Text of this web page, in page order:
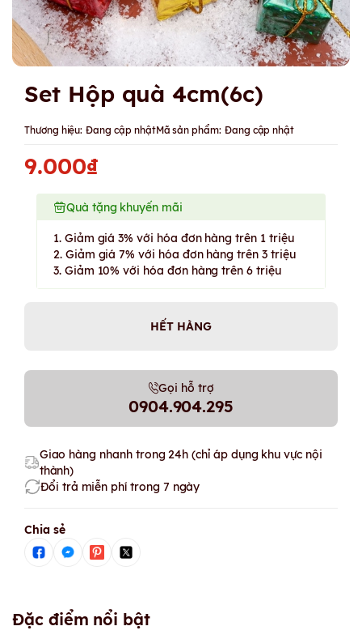
Set Hộp quà 4cm(6c)
Thương hiệu: Đang cập nhậtMã sản phẩm: Đang cập nhật
9.000₫
Quà tặng khuyến mãi
1. Giảm giá 3% với hóa đơn hàng trên 1 triệu
2. Giảm giá 7% với hóa đơn hàng trên 3 triệu
3. Giảm 10% với hóa đơn hàng trên 6 triệu
HẾT HÀNG
Gọi hỗ trợ
0904.904.295
Giao hàng nhanh trong 24h (chỉ áp dụng khu vực nội
thành)
Đổi trả miễn phí trong 7 ngày
Chia sẻ
Đặc điểm nổi bật